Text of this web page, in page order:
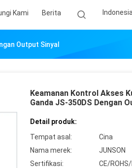
Kami Berita
Output Sinyal
Keamanan Kontrol Akses
Ganda JS-350DS Dengan
Detail produk:
Tempat asal:
Cina
Nama merek:
JUNSON
Sertifikasi:
CE/